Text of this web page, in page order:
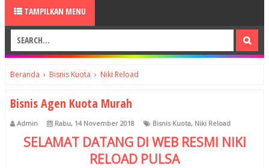
TAMPILKAN MENU
Beranda › Bisnis Kuota › Niki Reload
Bisnis Agen Kuota Murah
Admin Rabu, 14 November 2018 Bisnis Kuota, Niki Reload
SELAMAT DATANG DI WEB RESMI NIKI
RELOAD PULSA